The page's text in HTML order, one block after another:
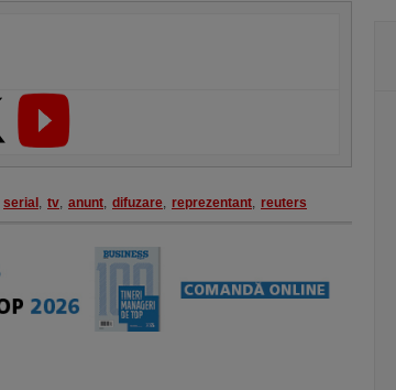
serial , tv, anunt, difuzare, reprezentant, reuters